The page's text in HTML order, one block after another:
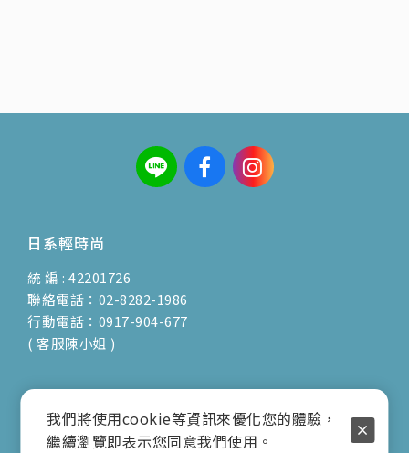
日系輕時尚
統 編 : 42201726
聯絡電話：02-8282-1986
行動電話：0917-904-677
( 客服陳小姐 )
地址：新北市蘆洲區光復路30巷16號1F
E-mail：vienna.twn@msa.hinet.net
我們將使用cookie等資訊來優化您的體驗，
繼續瀏覽即表示您同意我們使用。